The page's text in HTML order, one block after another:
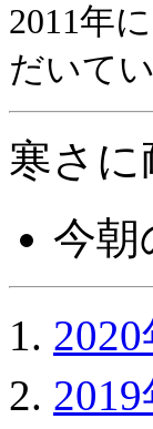
2011年
だいてい
寒さ
今朝